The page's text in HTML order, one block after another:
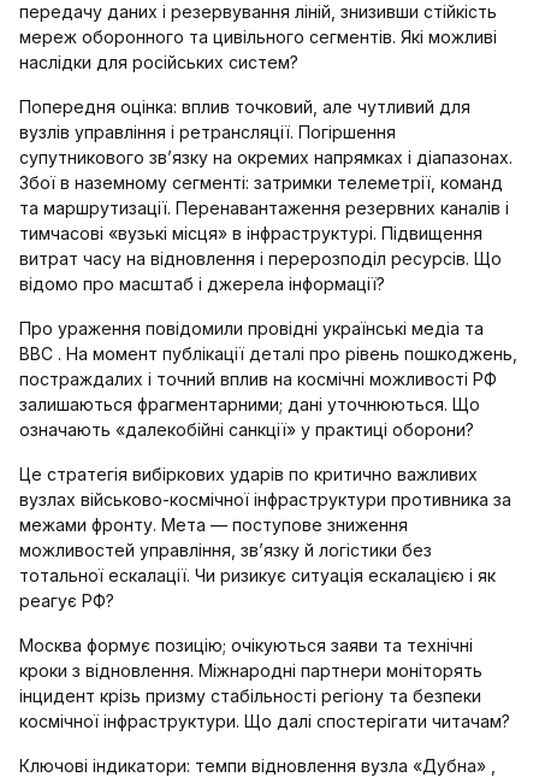
передачу даних і резервування ліній, знизивши стійкість
мереж оборонного та цивільного сегментів. Які можливі
наслідки для російських систем?
Попередня оцінка: вплив точковий, але чутливий для
вузлів управління і ретрансляції. Погіршення
супутникового зв’язку на окремих напрямках і діапазонах.
Збої в наземному сегменті: затримки телеметрії, команд
та маршрутизації. Перенавантаження резервних каналів і
тимчасові «вузькі місця» в інфраструктурі. Підвищення
витрат часу на відновлення і перерозподіл ресурсів. Що
відомо про масштаб і джерела інформації?
Про ураження повідомили провідні українські медіа та
BBC . На момент публікації деталі про рівень пошкоджень,
постраждалих і точний вплив на космічні можливості РФ
залишаються фрагментарними; дані уточнюються. Що
означають «далекобійні санкції» у практиці оборони?
Це стратегія вибіркових ударів по критично важливих
вузлах військово-космічної інфраструктури противника за
межами фронту. Мета — поступове зниження
можливостей управління, зв’язку й логістики без
тотальної ескалації. Чи ризикує ситуація ескалацією і як
реагує РФ?
Москва формує позицію; очікуються заяви та технічні
кроки з відновлення. Міжнародні партнери моніторять
інцидент крізь призму стабільності регіону та безпеки
космічної інфраструктури. Що далі спостерігати читачам?
Ключові індикатори: темпи відновлення вузла «Дубна» ,